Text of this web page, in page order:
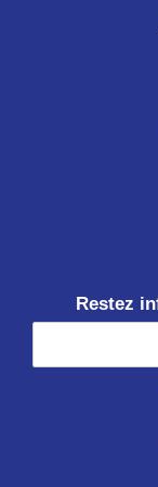
Restez